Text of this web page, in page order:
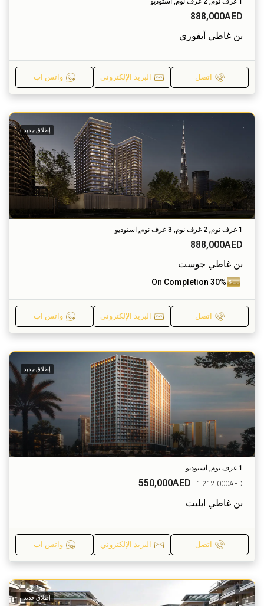
888,000AED
بن غاطي أيفوري
اتصل البريد الإلكتروني واتس اب
إطلاق جديد
1 غرف نوم, 2 غرف نوم, 3 غرف نوم, استوديو
888,000AED
بن غاطي جوست
30% On Completion
اتصل البريد الإلكتروني واتس اب
إطلاق جديد
1 غرف نوم, استوديو
550,000AED 1,212,000AED
بن غاطي ايليت
اتصل البريد الإلكتروني واتس اب
إطلاق جديد